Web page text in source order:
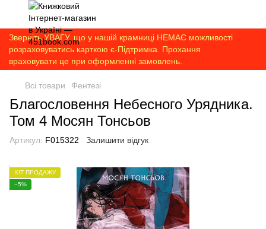
Зверніть УВАГУ, що у нашій крамниці НЕМАЄ можливості
розраховуватись карткою є-Підтримка. Прохання
враховувати це при оформленні замовлень.
Всі товари Фентезі
Благословення Небесного Урядника.
Том 4 Мосян Тонсьов
Артикул: F015322 Залишити відгук
ХІТ ПРОДАЖУ
−5%